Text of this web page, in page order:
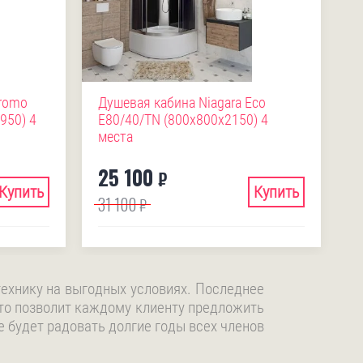
4
Душевая кабина Niagara Eco
E80/40/TN (800х800х2150) 4
места
25 100 ₽
31 100₽
Купить
на выгодных условиях. Последнее
позволит каждому клиенту предложить
радовать долгие годы всех членов